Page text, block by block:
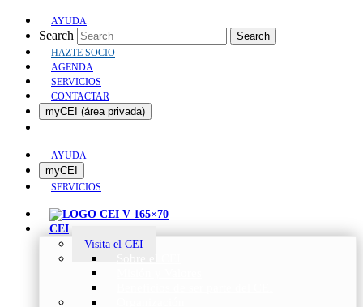
AYUDA
Search Search
HAZTE SOCIO
AGENDA
SERVICIOS
CONTACTAR
myCEI (área privada)
AYUDA
myCEI
SERVICIOS
CEI
Visita el CEI